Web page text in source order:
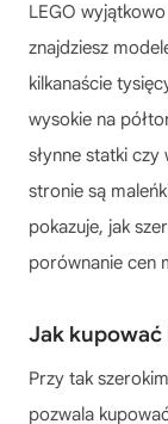
LEGO
znajdziesz
kilkanaście
wysokie na
słynne statki czy
stronie są
pokazuje, jak
porównanie cen
Jak kupować
Przy tak
pozwala